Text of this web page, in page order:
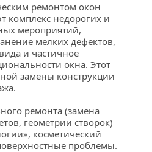
ремонтом окон
комплекс недорогих и
мероприятий,
мелких дефектов,
и частичное
окна. Этот
замены конструкции
ремонта (замена
геометрии створок)
косметический
проблемы.